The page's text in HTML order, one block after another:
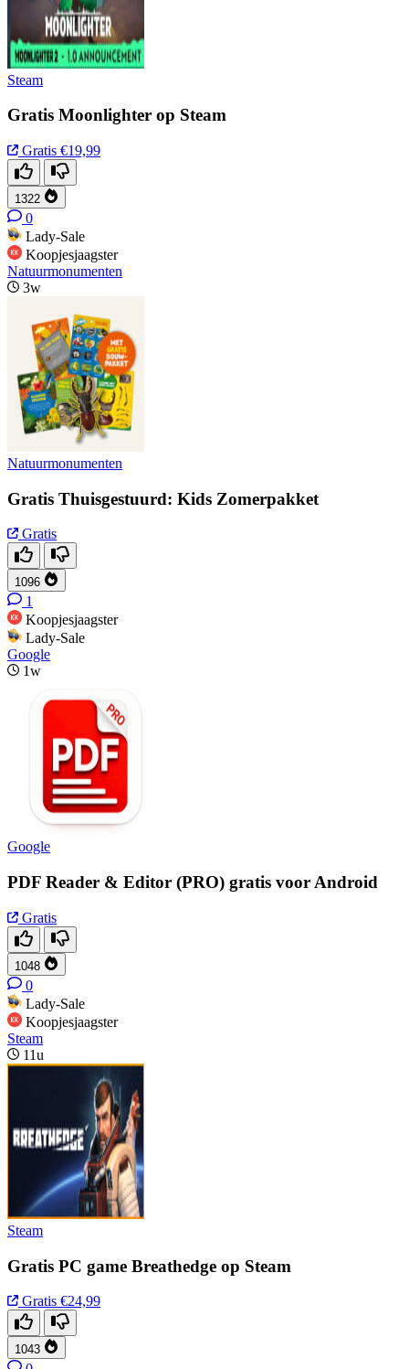
Steam
Gratis Moonlighter op Steam
Gratis €19,99
1322
0
Lady-Sale
Koopjesjaagster
Natuurmonumenten
3w
Natuurmonumenten
Gratis Thuisgestuurd: Kids Zomerpakket
Gratis
1096
1
Koopjesjaagster
Lady-Sale
Google
1w
Google
PDF Reader & Editor (PRO) gratis voor Android
Gratis
1048
0
Lady-Sale
Koopjesjaagster
Steam
11u
Steam
Gratis PC game Breathedge op Steam
Gratis €24,99
1043